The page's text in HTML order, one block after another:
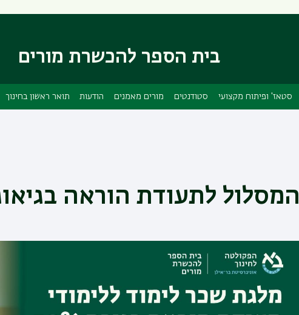
ראשי
בית הספר להכשרת מורים
סטאז' ופיתוח מקצועי סטודנטים מורים מאמנים הודעות תואר ראשון בחינוך
המסלול לתעודת הוראה